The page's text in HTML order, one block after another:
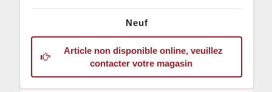
Neuf
Article non disponible online, veuillez
contacter votre magasin